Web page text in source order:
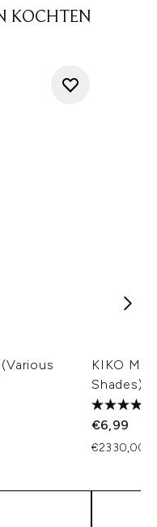
KOCHTEN
KIKO
Shades)
€6,99
€2330,00